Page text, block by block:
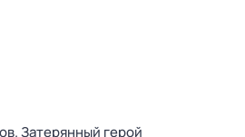
Затерянный герой